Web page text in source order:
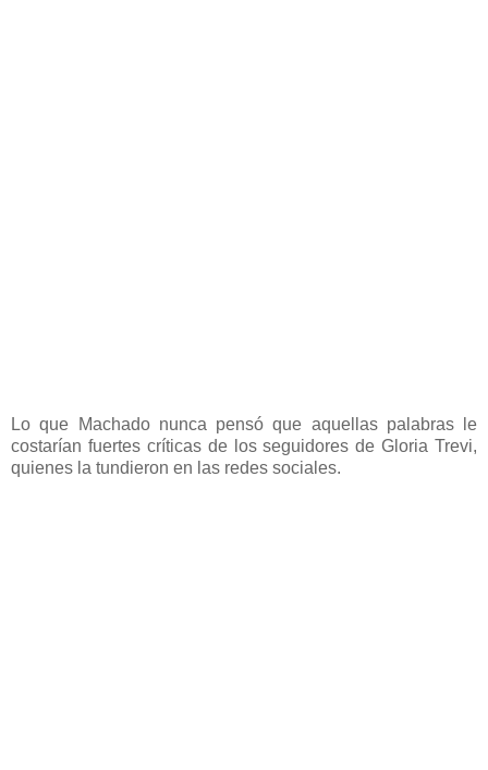
Lo que Machado nunca pensó que aquellas palabras le
costarían fuertes críticas de los seguidores de Gloria Trevi,
quienes la tundieron en las redes sociales.